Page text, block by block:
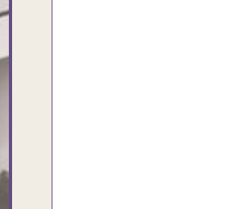
وإرضاء العميل والخامات
التوصيل. بصراحه وبمنتهي